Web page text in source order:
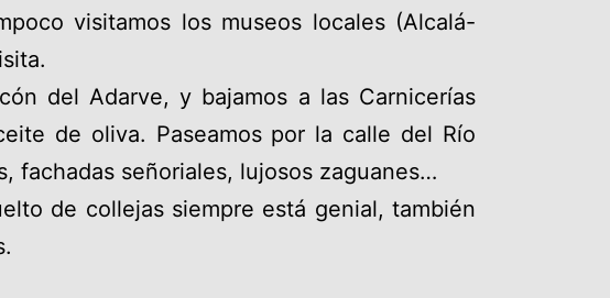
visitamos los museos locales (Alcalá-
del Adarve, y bajamos a las Carnicerías
de oliva. Paseamos por la calle del Río
fachadas señoriales, lujosos zaguanes…
de collejas siempre está genial, también